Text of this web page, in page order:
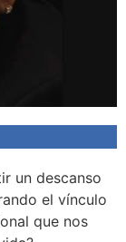
un descanso
el vínculo
que nos